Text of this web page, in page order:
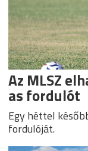
Az MLSZ
as fordulót
Egy héttel
fordulóját.